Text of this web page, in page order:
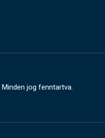
jog fenntartva.